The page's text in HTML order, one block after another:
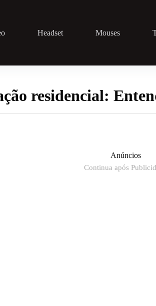
Headset Mouses
residencial:
Anúncios
Continua após